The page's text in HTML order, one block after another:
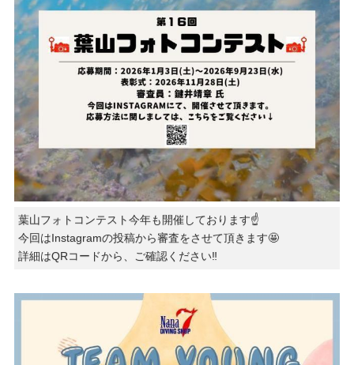
葉山フォトコンテスト今年も開催しております☝️
今回はInstagramの投稿から審査をさせて頂きます🤩
詳細はQRコードから、ご確認ください‼️